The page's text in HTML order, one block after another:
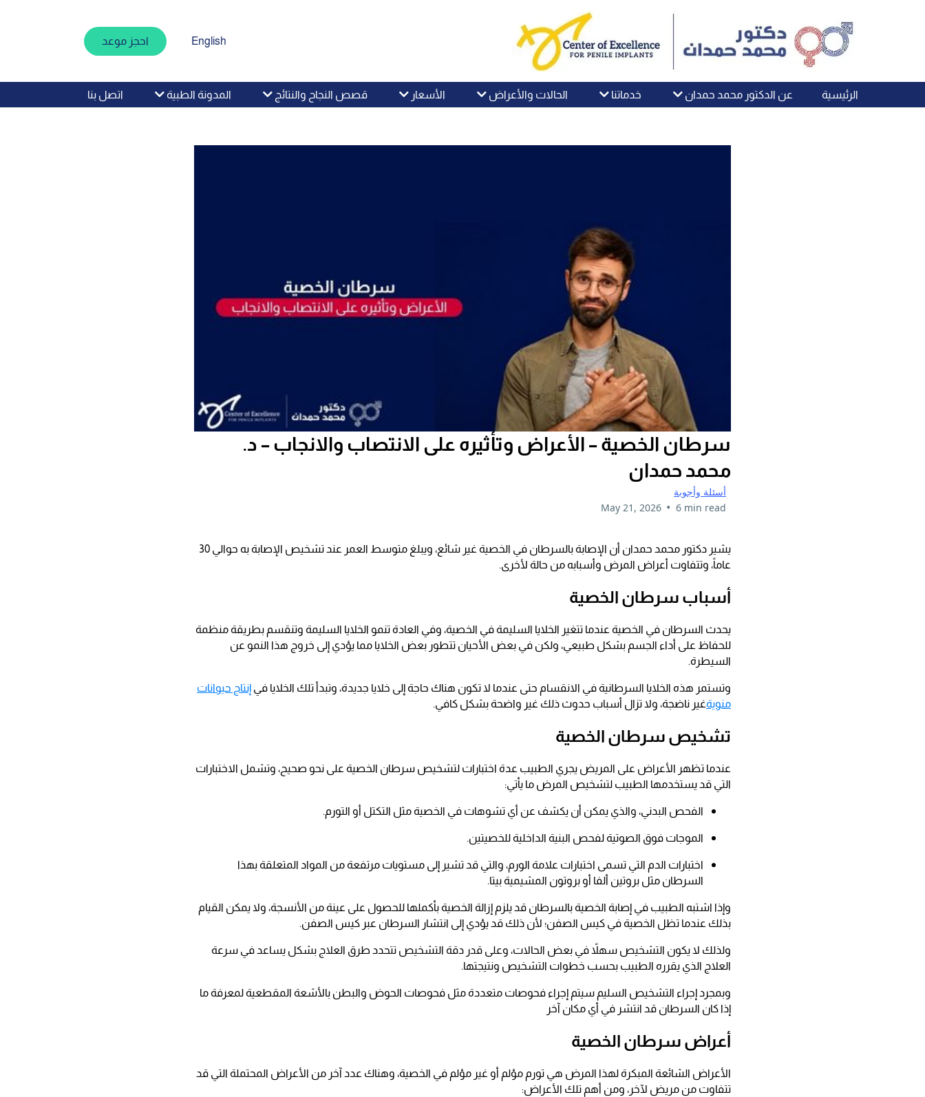
English احجز موعد
الرئيسية عن الدكتور محمد حمدان خدماتنا الحالات والأعراض الأسعار قصص النجاح والنتائج المدونة الطبية اتصل بنا
سرطان الخصية – الأعراض وتأثيره على الانتصاب والانجاب – د.
محمد حمدان
أسئلة وأجوبة
May 21, 2026 • 6 min read
يشير دكتور محمد حمدان أن الإصابة بالسرطان في الخصية غير شائع، ويبلغ متوسط ​​العمر عند تشخيص الإصابة به حوالي 30
عاماً، وتتفاوت أعراض المرض وأسبابه من حالة لأخرى.
أسباب سرطان الخصية
يحدث السرطان في الخصية عندما تتغير الخلايا السليمة في الخصية، وفي العادة تنمو الخلايا السليمة وتنقسم بطريقة منظمة
للحفاظ على أداء الجسم بشكل طبيعي، ولكن في بعض الأحيان تتطور بعض الخلايا مما يؤدي إلى خروج هذا النمو عن
السيطرة.
وتستمر هذه الخلايا السرطانية في الانقسام حتى عندما لا تكون هناك حاجة إلى خلايا جديدة، وتبدأ تلك الخلايا في إنتاج حيوانات
منويةغير ناضجة، ولا تزال أسباب حدوث ذلك غير واضحة بشكل كافي.
تشخيص سرطان الخصية
عندما تظهر الأعراض على المريض يجري الطبيب عدة اختبارات لتشخيص سرطان الخصية على نحو صحيح، وتشمل الاختبارات
التي قد يستخدمها الطبيب لتشخيص المرض ما يأتي:
الفحص البدني، والذي يمكن أن يكشف عن أي تشوهات في الخصية مثل التكتل أو التورم.
الموجات فوق الصوتية لفحص البنية الداخلية للخصيتين.
اختبارات الدم التي تسمى اختبارات علامة الورم، والتي قد تشير إلى مستويات مرتفعة من المواد المتعلقة بهذا
السرطان مثل بروتين ألفا أو بروتون المشيمية بيتا.
وإذا اشتبه الطبيب في إصابة الخصية بالسرطان قد يلزم إزالة الخصية بأكملها للحصول على عينة من الأنسجة، ولا يمكن القيام
بذلك عندما تظل الخصية في كيس الصفن؛ لأن ذلك قد يؤدي إلى انتشار السرطان عبر كيس الصفن.
ولذلك لا يكون التشخيص سهلاً في بعض الحالات، وعلى قدر دقة التشخيص تتحدد طرق العلاج بشكل يساعد في سرعة
العلاج الذي يقرره الطبيب بحسب خطوات التشخيص ونتيجتها.
وبمجرد إجراء التشخيص السليم سيتم إجراء فحوصات متعددة مثل فحوصات الحوض والبطن بالأشعة المقطعية لمعرفة ما
إذا كان السرطان قد انتشر في أي مكان آخر
أعراض سرطان الخصية
الأعراض الشائعة المبكرة لهذا المرض هي تورم مؤلم أو غير مؤلم في الخصية، وهناك عدد آخر من الأعراض المحتملة التي قد
تتفاوت من مريض لآخر، ومن أهم تلك الأعراض: